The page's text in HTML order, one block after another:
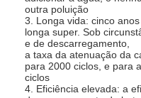
outra poluição
3. Longa vida: cinco
longa super. Sob
e de descarregamento,
a taxa da atenuação da
para 2000 ciclos, e para
ciclos
4. Eficiência elevada: a